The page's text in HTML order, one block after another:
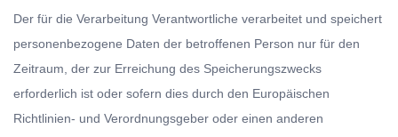
Der für die Verarbeitung Verantwortliche verarbeitet und speichert
personenbezogene Daten der betroffenen Person nur für den
Zeitraum, der zur Erreichung des Speicherungszwecks
erforderlich ist oder sofern dies durch den Europäischen
Richtlinien- und Verordnungsgeber oder einen anderen